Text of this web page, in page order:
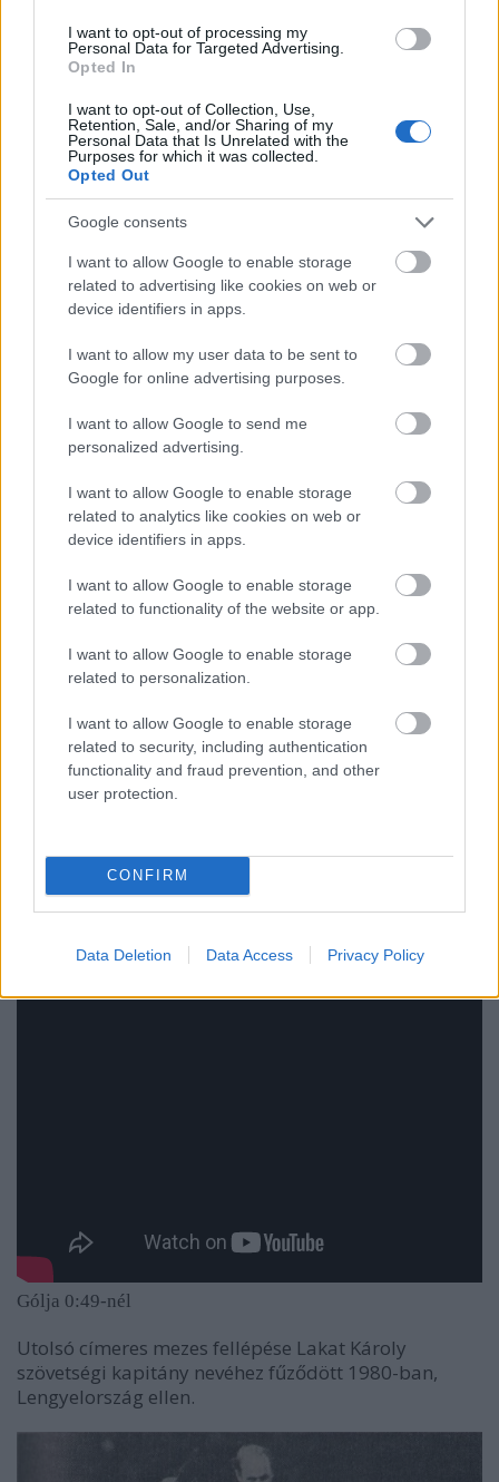
I want to opt-out of processing my
Personal Data for Targeted Advertising.
Opted In
I want to opt-out of Collection, Use,
Retention, Sale, and/or Sharing of my
Personal Data that Is Unrelated with the
Purposes for which it was collected.
Opted Out
Google consents
I want to allow Google to enable storage
related to advertising like cookies on web or
device identifiers in apps.
I want to allow my user data to be sent to
Google for online advertising purposes.
I want to allow Google to send me
personalized advertising.
I want to allow Google to enable storage
related to analytics like cookies on web or
device identifiers in apps.
I want to allow Google to enable storage
related to functionality of the website or app.
I want to allow Google to enable storage
related to personalization.
I want to allow Google to enable storage
related to security, including authentication
functionality and fraud prevention, and other
user protection.
CONFIRM
Data Deletion Data Access Privacy Policy
állóképként rajta maradt Zomborin.
"Erről később így emlékezett vissza a Sport
Plusz egy vele készült beszélgetésében:
-Semmit sem tudtunk Bolíviáról, csak
annyit, hogy dél-amerikaiak. Tele volt a
gatyánk, azt hittük ezáltal, hogy olyanok,
mint a brazilok. A pályán aztán kiderült,
hogy nincs félnivalónk. Szegény Mahrer
Emil rendező, amíg élt, s találkoztunk,
mindig bocsánatot kért ezért a bakiért.
erre a rendező kiszólt: add ki! Igen ám, de ő
ezt az operatőrnek mondta, ami azt
jelentette: a kamera adja ki a képet a szélre.
Az operatőr ki is adta balra, mire én jobbra
elrúgtam, s hatalmas gól lett belőle."
világbajnokságon, csoportunk mindhárom
mérkőzésén végig a pályán volt, a franciák elleni,
utolsó mérkőzésen ő lőtte a becsületgólunkat.
Gólja 0:49-nél
Utolsó címeres mezes fellépése Lakat Károly
szövetségi kapitány nevéhez fűződött 1980-ban,
Lengyelország ellen.